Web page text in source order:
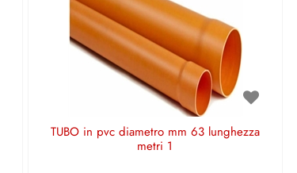
TUBO in pvc diametro mm 63 lunghezza
metri 1